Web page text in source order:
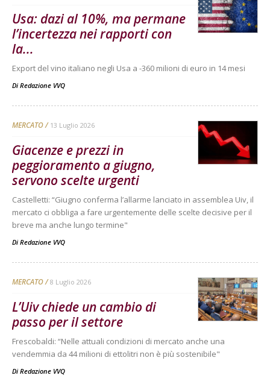
Usa: dazi al 10%, ma permane
l’incertezza nei rapporti con
la...
Export del vino italiano negli Usa a -360 milioni di euro in 14 mesi
Di Redazione VVQ
MERCATO 13 Luglio 2026
Giacenze e prezzi in
peggioramento a giugno,
servono scelte urgenti
Castelletti: “Giugno conferma l’allarme lanciato in assemblea Uiv, il
mercato ci obbliga a fare urgentemente delle scelte decisive per il
breve ma anche lungo termine"
Di Redazione VVQ
MERCATO 8 Luglio 2026
L’Uiv chiede un cambio di
passo per il settore
Frescobaldi: “Nelle attuali condizioni di mercato anche una
vendemmia da 44 milioni di ettolitri non è più sostenibile"
Di Redazione VVQ